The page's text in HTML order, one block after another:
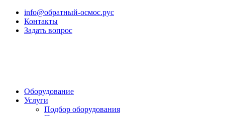
info@обратный-осмос.рус
Контакты
Задать вопрос
Оборудование
Услуги
Подбор оборудования